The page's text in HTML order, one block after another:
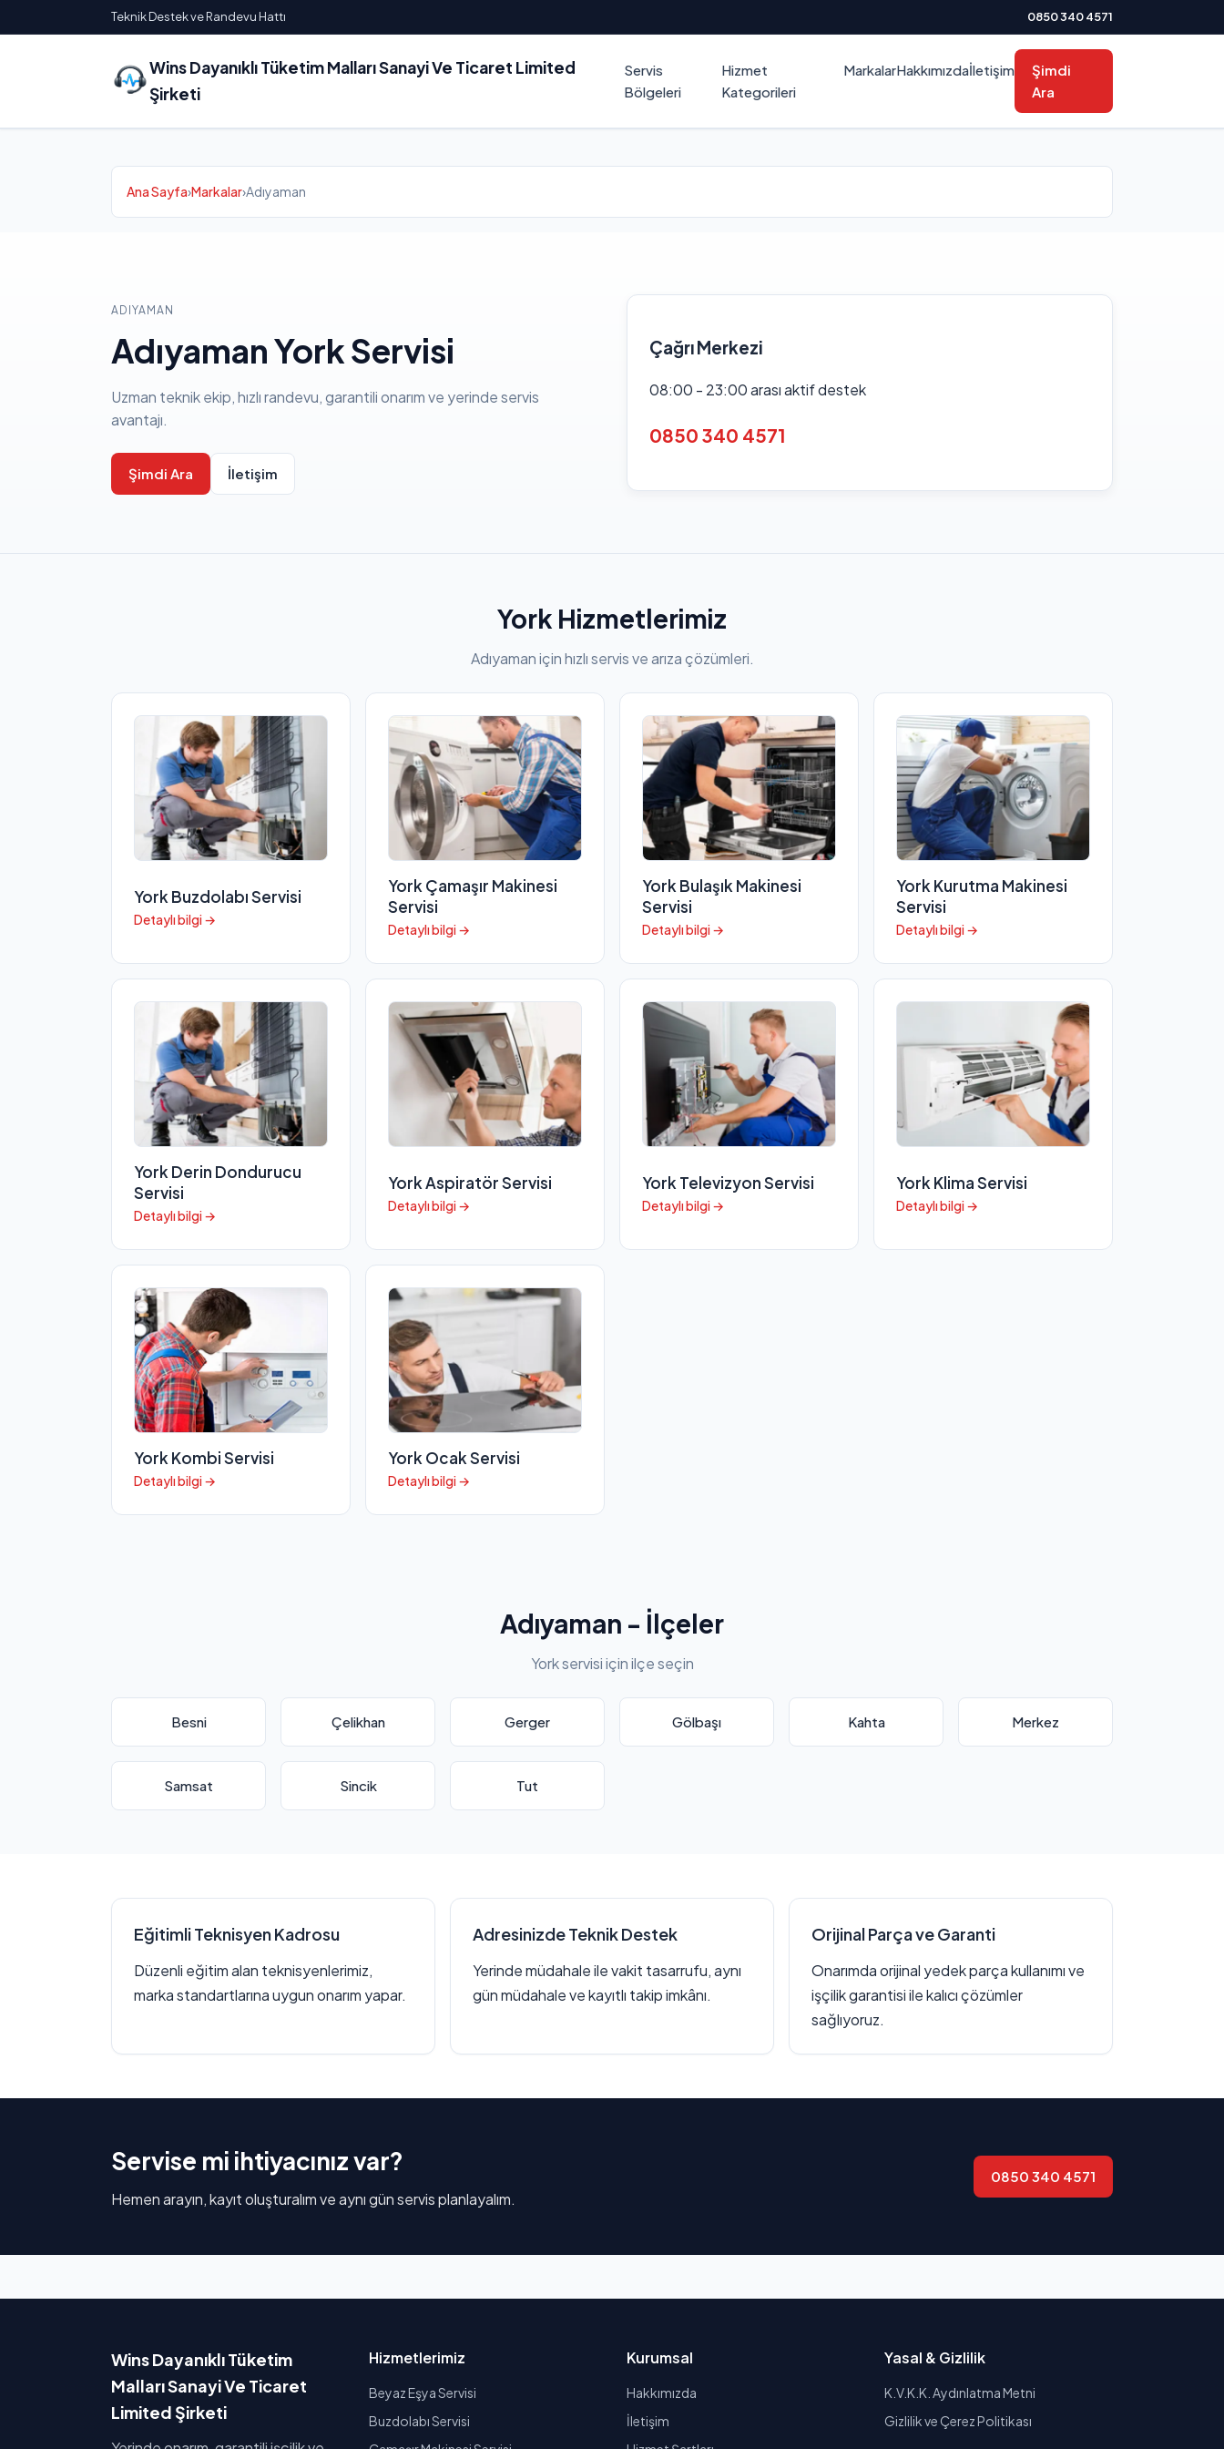
Teknik Destek ve Randevu Hattı 0850 340 4571
Wins Dayanıklı Tüketim Malları Sanayi Ve Ticaret Limited
Şirketi
Servis
Bölgeleri
Hizmet
Kategorileri
MarkalarHakkımızdaİletişim
Şimdi
Ara
Ana Sayfa›Markalar›Adıyaman
ADIYAMAN
Adıyaman York Servisi
Uzman teknik ekip, hızlı randevu, garantili onarım ve yerinde servis
avantajı.
Şimdi Ara İletişim
Çağrı Merkezi
08:00 - 23:00 arası aktif destek
0850 340 4571
York Hizmetlerimiz
Adıyaman için hızlı servis ve arıza çözümleri.
York Buzdolabı Servisi
Detaylı bilgi →
York Çamaşır Makinesi
Servisi
Detaylı bilgi →
York Bulaşık Makinesi
Servisi
Detaylı bilgi →
York Kurutma Makinesi
Servisi
Detaylı bilgi →
York Derin Dondurucu
Servisi
Detaylı bilgi →
York Aspiratör Servisi
Detaylı bilgi →
York Televizyon Servisi
Detaylı bilgi →
York Klima Servisi
Detaylı bilgi →
York Kombi Servisi
Detaylı bilgi →
York Ocak Servisi
Detaylı bilgi →
Adıyaman - İlçeler
York servisi için ilçe seçin
Besni Çelikhan Gerger Gölbaşı Kahta Merkez
Samsat Sincik Tut
Eğitimli Teknisyen Kadrosu
Düzenli eğitim alan teknisyenlerimiz,
marka standartlarına uygun onarım yapar.
Adresinizde Teknik Destek
Yerinde müdahale ile vakit tasarrufu, aynı
gün müdahale ve kayıtlı takip imkânı.
Orijinal Parça ve Garanti
Onarımda orijinal yedek parça kullanımı ve
işçilik garantisi ile kalıcı çözümler
sağlıyoruz.
Servise mi ihtiyacınız var?
Hemen arayın, kayıt oluşturalım ve aynı gün servis planlayalım.
0850 340 4571
Wins Dayanıklı Tüketim
Malları Sanayi Ve Ticaret
Limited Şirketi
Hizmetlerimiz
Beyaz Eşya Servisi
Buzdolabı Servisi
Kurumsal
Hakkımızda
İletişim
Yasal & Gizlilik
K.V.K.K. Aydınlatma Metni
Gizlilik ve Çerez Politikası